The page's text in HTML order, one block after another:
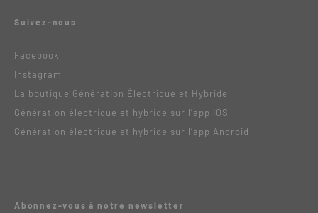
Suivez-nous
Facebook
Instagram
La boutique Génération Électrique et Hybride
Génération électrique et hybride sur l’app IOS
Génération électrique et hybride sur l’app Android
Abonnez-vous à notre newsletter